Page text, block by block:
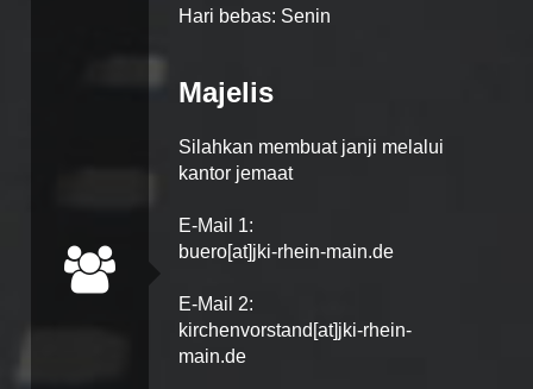
Hari bebas: Senin
Majelis
Silahkan membuat janji melalui
kantor jemaat
E-Mail 1:
buero[at]jki-rhein-main.de
E-Mail 2:
kirchenvorstand[at]jki-rhein-
main.de